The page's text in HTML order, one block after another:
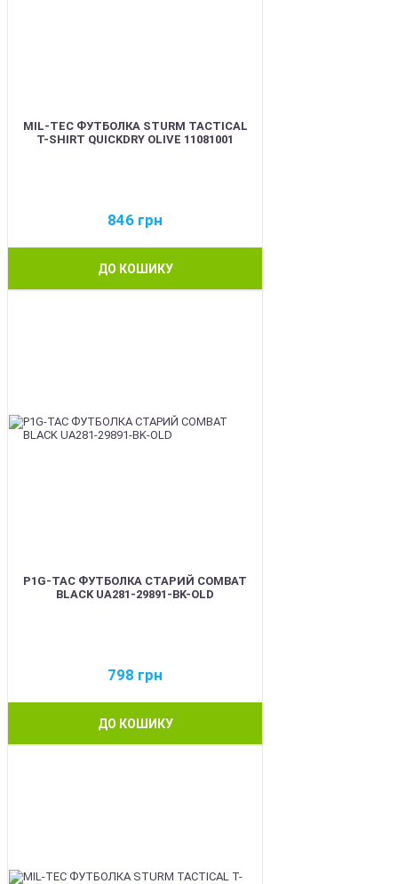
MIL-TEC ФУТБОЛКА STURM TACTICAL
T-SHIRT QUICKDRY OLIVE 11081001
846 грн
ДО КОШИКУ
P1G-TAC ФУТБОЛКА СТАРИЙ COMBAT
BLACK UA281-29891-BK-OLD
798 грн
ДО КОШИКУ